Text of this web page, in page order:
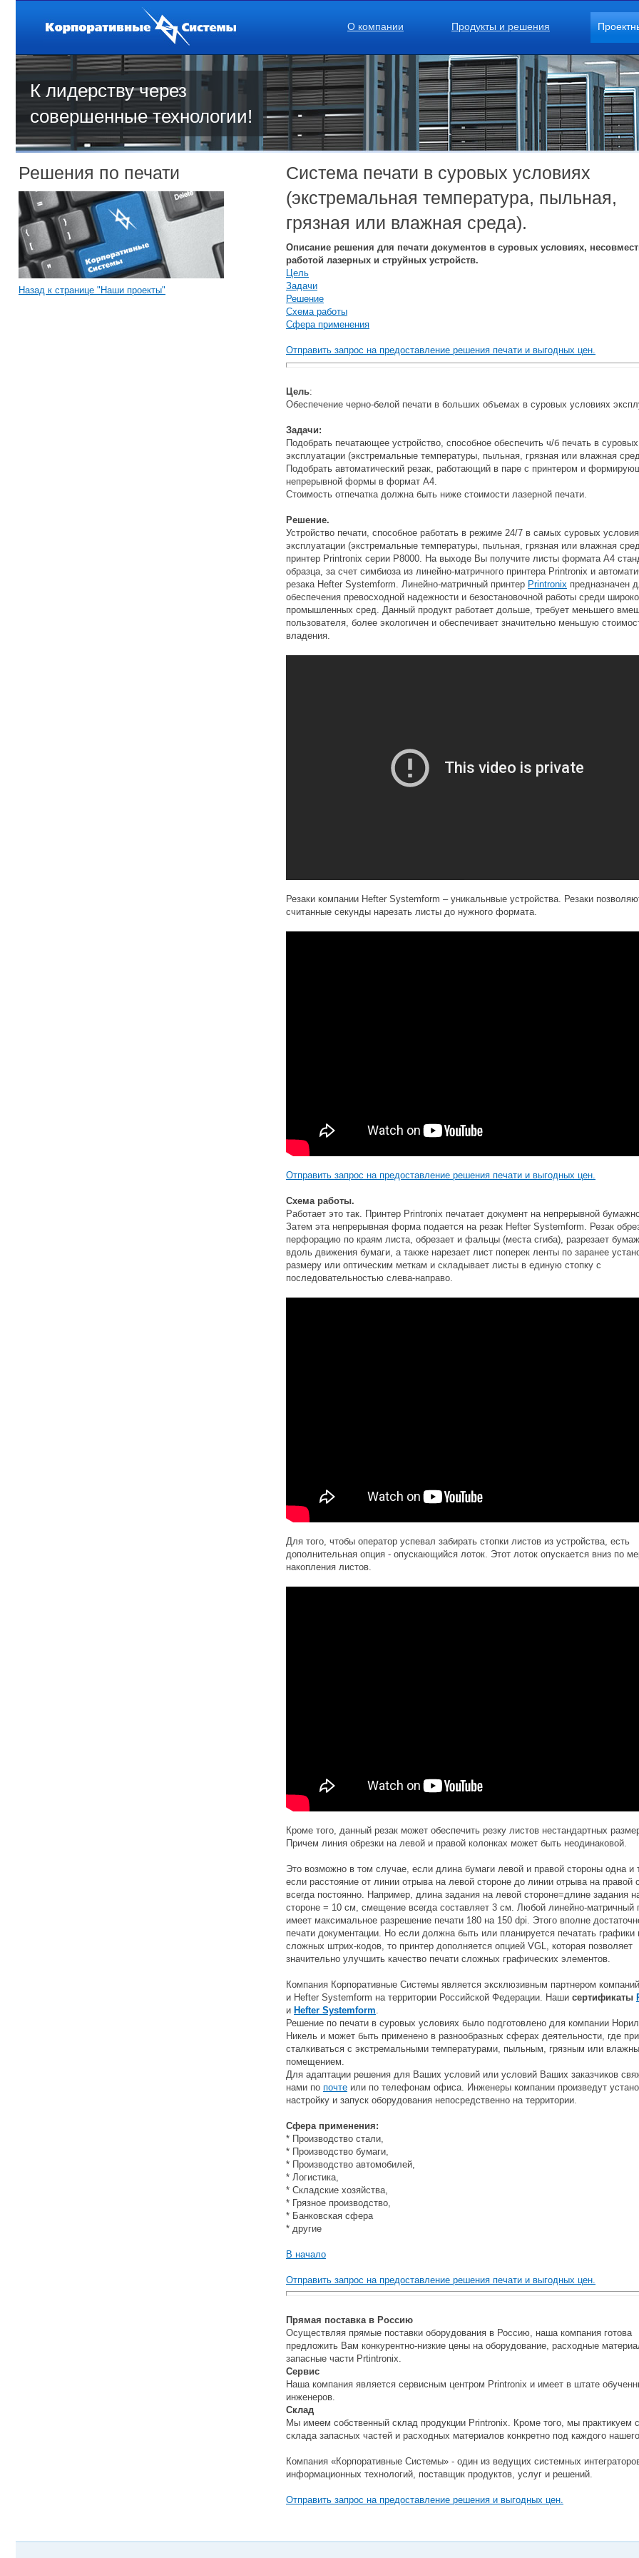
О компании Продукты и решения
К лидерству через
совершенные технологии!
Решения по печати
Назад к странице "Наши проекты"
Система печати в суровых условиях
(экстремальная температура, пыльная,
грязная или влажная среда).
Описание решения для печати документов в суровых условиях,
работой лазерных и струйных устройств.
Цель
Задачи
Решение
Схема работы
Сфера применения
Отправить запрос на предоставление решения печати и выгодных цен.
Цель:
Обеспечение черно-белой печати в больших объемах в суровых условиях
Задачи:
Подобрать печатающее устройство, способное обеспечить ч/б печать в
эксплуатации (экстремальные температуры, пыльная, грязная или влажная
Подобрать автоматический резак, работающий в паре с принтером и
непрерывной формы в формат А4.
Стоимость отпечатка должна быть ниже стоимости лазерной печати.
Решение.
Устройство печати, способное работать в режиме 24/7 в самых суровых
эксплуатации (экстремальные температуры, пыльная, грязная или влажная
принтер Printronix серии P8000. На выходе Вы получите листы формата A4
образца, за счет симбиоза из линейно-матричного принтера Printronix и
резака Hefter Systemform. Линейно-матричный принтер Printronix предназначен
обеспечения превосходной надежности и безостановочной работы среди
промышленных сред. Данный продукт работает дольше, требует меньшего
пользователя, более экологичен и обеспечивает значительно меньшую
владения.
Резаки компании Hefter Systemform – уникальнвые устройства. Резаки
считанные секунды нарезать листы до нужного формата.
Отправить запрос на предоставление решения печати и выгодных цен.
Схема работы.
Работает это так. Принтер Printronix печатает документ на непрерывной
Затем эта непрерывная форма подается на резак Hefter Systemform. Резак
перфорацию по краям листа, обрезает и фальцы (места сгиба), разрезает
вдоль движения бумаги, а также нарезает лист поперек ленты по заранее
размеру или оптическим меткам и складывает листы в единую стопку с
последовательностью слева-направо.
Для того, чтобы оператор успевал забирать стопки листов из устройства, есть
дополнительная опция - опускающийся лоток. Этот лоток опускается вниз по
накопления листов.
Кроме того, данный резак может обеспечить резку листов нестандартных
Причем линия обрезки на левой и правой колонках может быть неодинаковой.
Это возможно в том случае, если длина бумаги левой и правой стороны одна и
если расстояние от линии отрыва на левой стороне до линии отрыва на правой
всегда постоянно. Например, длина задания на левой стороне=длине задания
стороне = 10 см, смещение всегда составляет 3 см. Любой линейно-матричный
имеет максимальное разрешение печати 180 на 150 dpi. Этого вполне
печати документации. Но если должна быть или планируется печатать графики
сложных штрих-кодов, то принтер дополняется опцией VGL, которая позволяет
значительно улучшить качество печати сложных графических элементов.
Компания Корпоративные Системы является эксклюзивным партнером
и Hefter Systemform на территории Российской Федерации. Наши сертификаты
и Hefter Systemform
Решение по печати в суровых условиях было подготовлено для компании
Никель и может быть применено в разнообразных сферах деятельности, где
сталкиваться с экстремальными температурами, пыльным, грязным или
помещением.
Для адаптации решения для Ваших условий или условий Ваших заказчиков
нами по почте или по телефонам офиса. Инженеры компании произведут
настройку и запуск оборудования непосредственно на территории.
Сфера применения:
* Производство стали,
* Производство бумаги,
* Производство автомобилей,
* Логистика,
* Складские хозяйства,
* Грязное производство,
* Банковская сфера
* другие
В начало
Отправить запрос на предоставление решения печати и выгодных цен.
Прямая поставка в Россию
Осуществляя прямые поставки оборудования в Россию, наша компания готова
предложить Вам конкурентно-низкие цены на оборудование, расходные
запасные части Prtintronix.
Сервис
Наша компания является сервисным центром Printronix и имеет в штате
инженеров.
Склад
Мы имеем собственный склад продукции Printronix. Кроме того, мы практикуем
склада запасных частей и расходных материалов конкретно под каждого
Компания «Корпоративные Системы» - один из ведущих системных
информационных технологий, поставщик продуктов, услуг и решений.
Отправить запрос на предоставление решения и выгодных цен.